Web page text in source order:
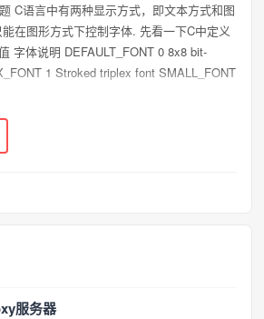
C语言中有两种显示方式，即文本方式和图
在图形方式下控制字体. 先看一下C中定义
字体说明 DEFAULT_FONT 0 8x8 bit-
1 Stroked triplex font SMALL_FONT
服务器